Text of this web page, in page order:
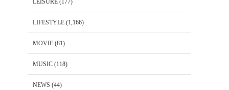
LEISURE (177)
LIFESTYLE (1,166)
MOVIE (81)
MUSIC (118)
NEWS (44)